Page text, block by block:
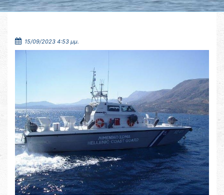
15/09/2023 4:53 μμ.